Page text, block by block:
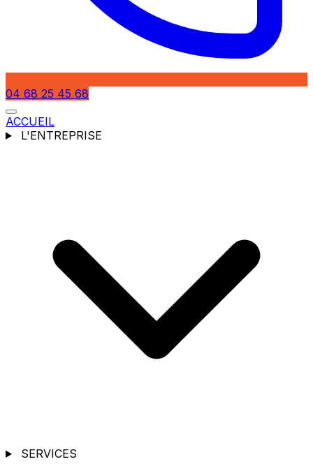
04 68 25 45 68
ACCUEIL
L'ENTREPRISE
SERVICES